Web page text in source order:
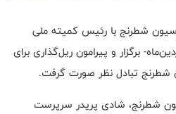
شطرنج با رئیس کمیته ملی
سه‌شنبه -21 فروردین‌ماه- برگزار و پیرامون ریل‌گذاری برای
شطرنج تبادل نظر صورت گرفت.
شطرنج، شادی پریدر سرپرست